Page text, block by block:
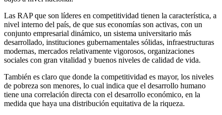
Las RAP que son líderes en competitividad tienen la característica, a
nivel interno del país, de que sus economías son activas, con un
conjunto empresarial dinámico, un sistema universitario más
desarrollado, instituciones gubernamentales sólidas, infraestructuras
modernas, mercados relativamente vigorosos, organizaciones
sociales con gran vitalidad y buenos niveles de calidad de vida.
También es claro que donde la competitividad es mayor, los niveles
de pobreza son menores, lo cual indica que el desarrollo humano
tiene una correlación directa con el desarrollo económico, en la
medida que haya una distribución equitativa de la riqueza.